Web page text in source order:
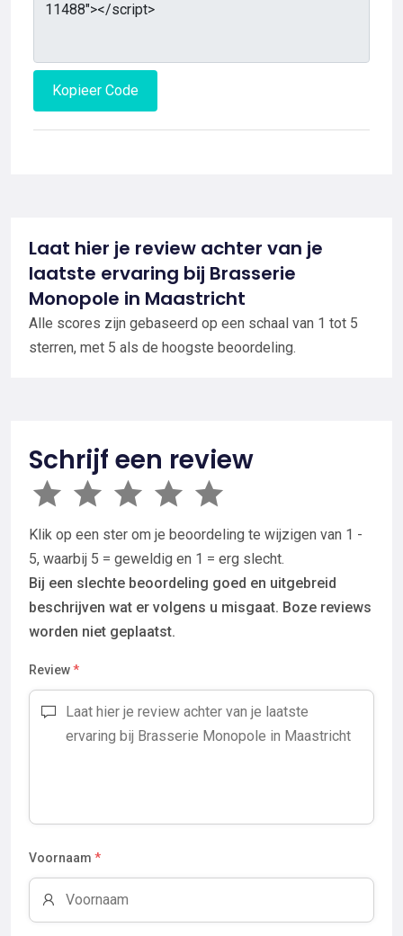
Kopieer Code
Laat hier je review achter van je
laatste ervaring bij Brasserie
Monopole in Maastricht
Alle scores zijn gebaseerd op een schaal van 1 tot 5
sterren, met 5 als de hoogste beoordeling.
Schrijf een review
Klik op een ster om je beoordeling te wijzigen van 1 -
5, waarbij 5 = geweldig en 1 = erg slecht.
Bij een slechte beoordeling goed en uitgebreid
beschrijven wat er volgens u misgaat. Boze reviews
worden niet geplaatst.
Review*
Voornaam *